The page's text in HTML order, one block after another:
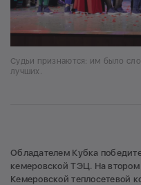
Судьи признаются: им было
лучших.
Обладателем Кубка
кемеровской ТЭЦ. На
Кемеровской теплосетевой